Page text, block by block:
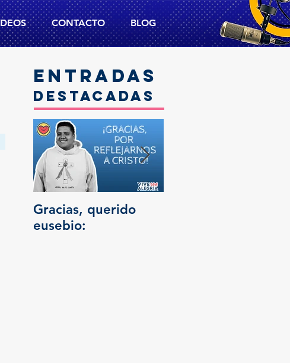
CONTACTO BLOG
Entradas
destacadas
Gracias, querido
eusebio: